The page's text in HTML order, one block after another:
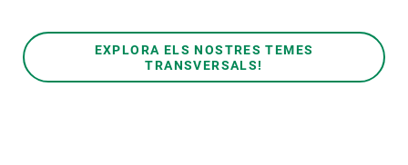
EXPLORA ELS NOSTRES TEMES
TRANSVERSALS!